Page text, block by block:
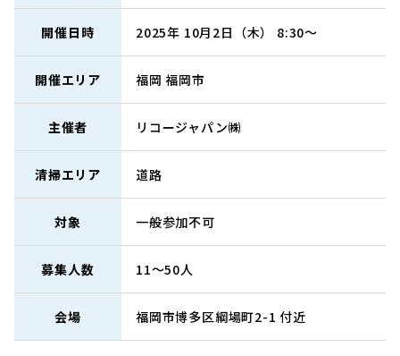
開催日時 2025年 10月2日（木） 8:30～
開催エリア 福岡 福岡市
主催者 リコージャパン㈱
清掃エリア 道路
対象 一般参加不可
募集人数 11～50人
会場 福岡市博多区綱場町2-1 付近